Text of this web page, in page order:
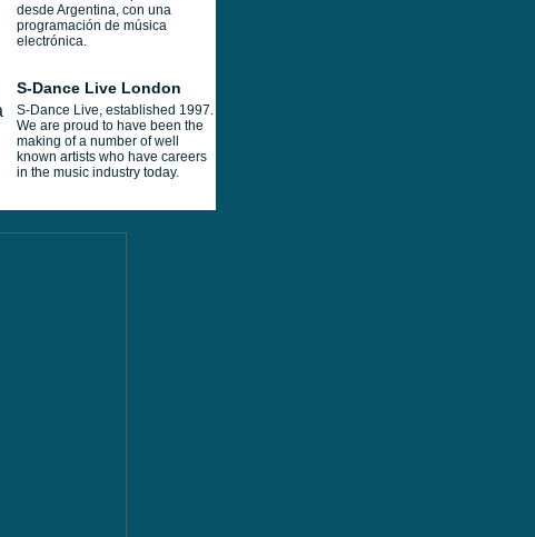
desde Argentina, con una
programación de música
electrónica.
S-Dance Live London
S-Dance Live, established 1997.
We are proud to have been the
making of a number of well
known artists who have careers
in the music industry today.